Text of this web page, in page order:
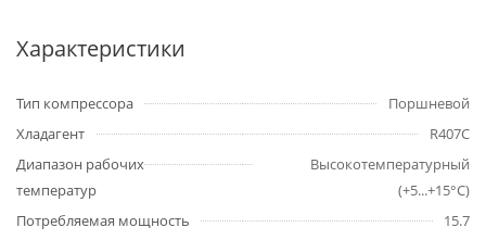
Характеристики
Тип компрессора
Поршневой
Хладагент
R407C
Диапазон рабочих
температур
Высокотемпературный
(+5...+15°C)
Потребляемая мощность
15.7